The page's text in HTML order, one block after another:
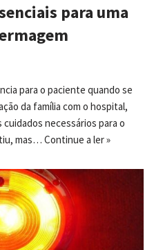
para uma
para o paciente quando se
da família com o hospital,
necessários para o
mas… Continue a ler »